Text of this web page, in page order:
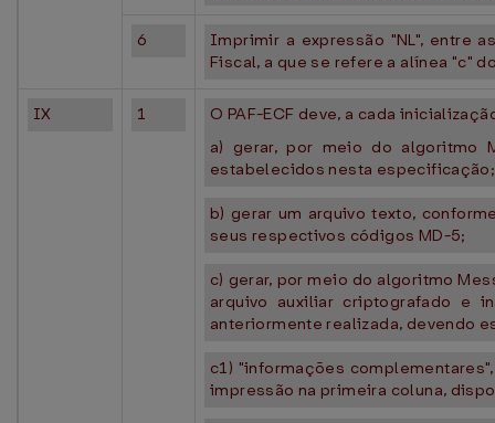
6
Imprimir a expressão "NL", entre
Fiscal, a que se refere a alínea "c"
IX 1
O PAF-ECF deve, a cada
a) gerar, por meio do algoritmo
estabelecidos nesta especificação;
b) gerar um arquivo texto,
seus respectivos códigos MD-5;
c) gerar, por meio do algoritmo
arquivo auxiliar criptografado e
anteriormente realizada, devendo
c1) "informações
impressão na primeira coluna,